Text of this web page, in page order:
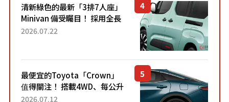
清新綠色的最新「3排7人座」
Minivan 備受矚目！ 採用全長
4.7公尺剛剛好的車身尺寸與
2026.07.22
最便宜的Toyota「Crown」
值得關注！ 搭載4WD、每公升
22.4公里低油耗表現超亮眼！
2026.07.12